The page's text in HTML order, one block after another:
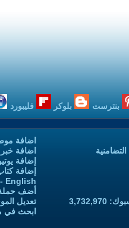
بنترست بلوكر فليبورد
اضافة
اضافة خبر
إضافة
إضافة
English
أضف
تعديل
ابحث في